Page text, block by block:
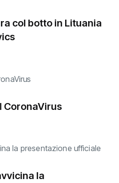
col botto in Lituania
CoronaVirus
la